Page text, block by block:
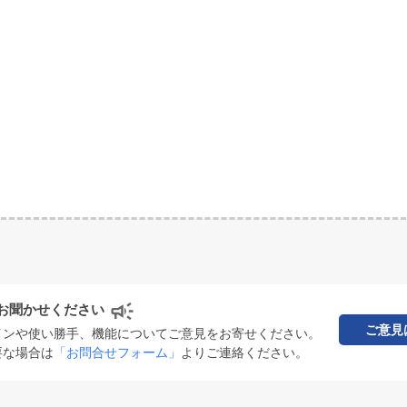
聞かせください
や使い勝手、機能についてご意見をお寄せください。
場合は 「お問合せフォーム」 よりご連絡ください。
ご意見